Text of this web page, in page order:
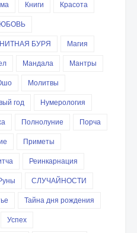
Книги
Красота
БУРЯ
Магия
Мандала
Мантры
Молитвы
год
Нумерология
Полнолуние
Порча
Приметы
Реинкарнация
СЛУЧАЙНОСТИ
Тайна дня рождения
Успех